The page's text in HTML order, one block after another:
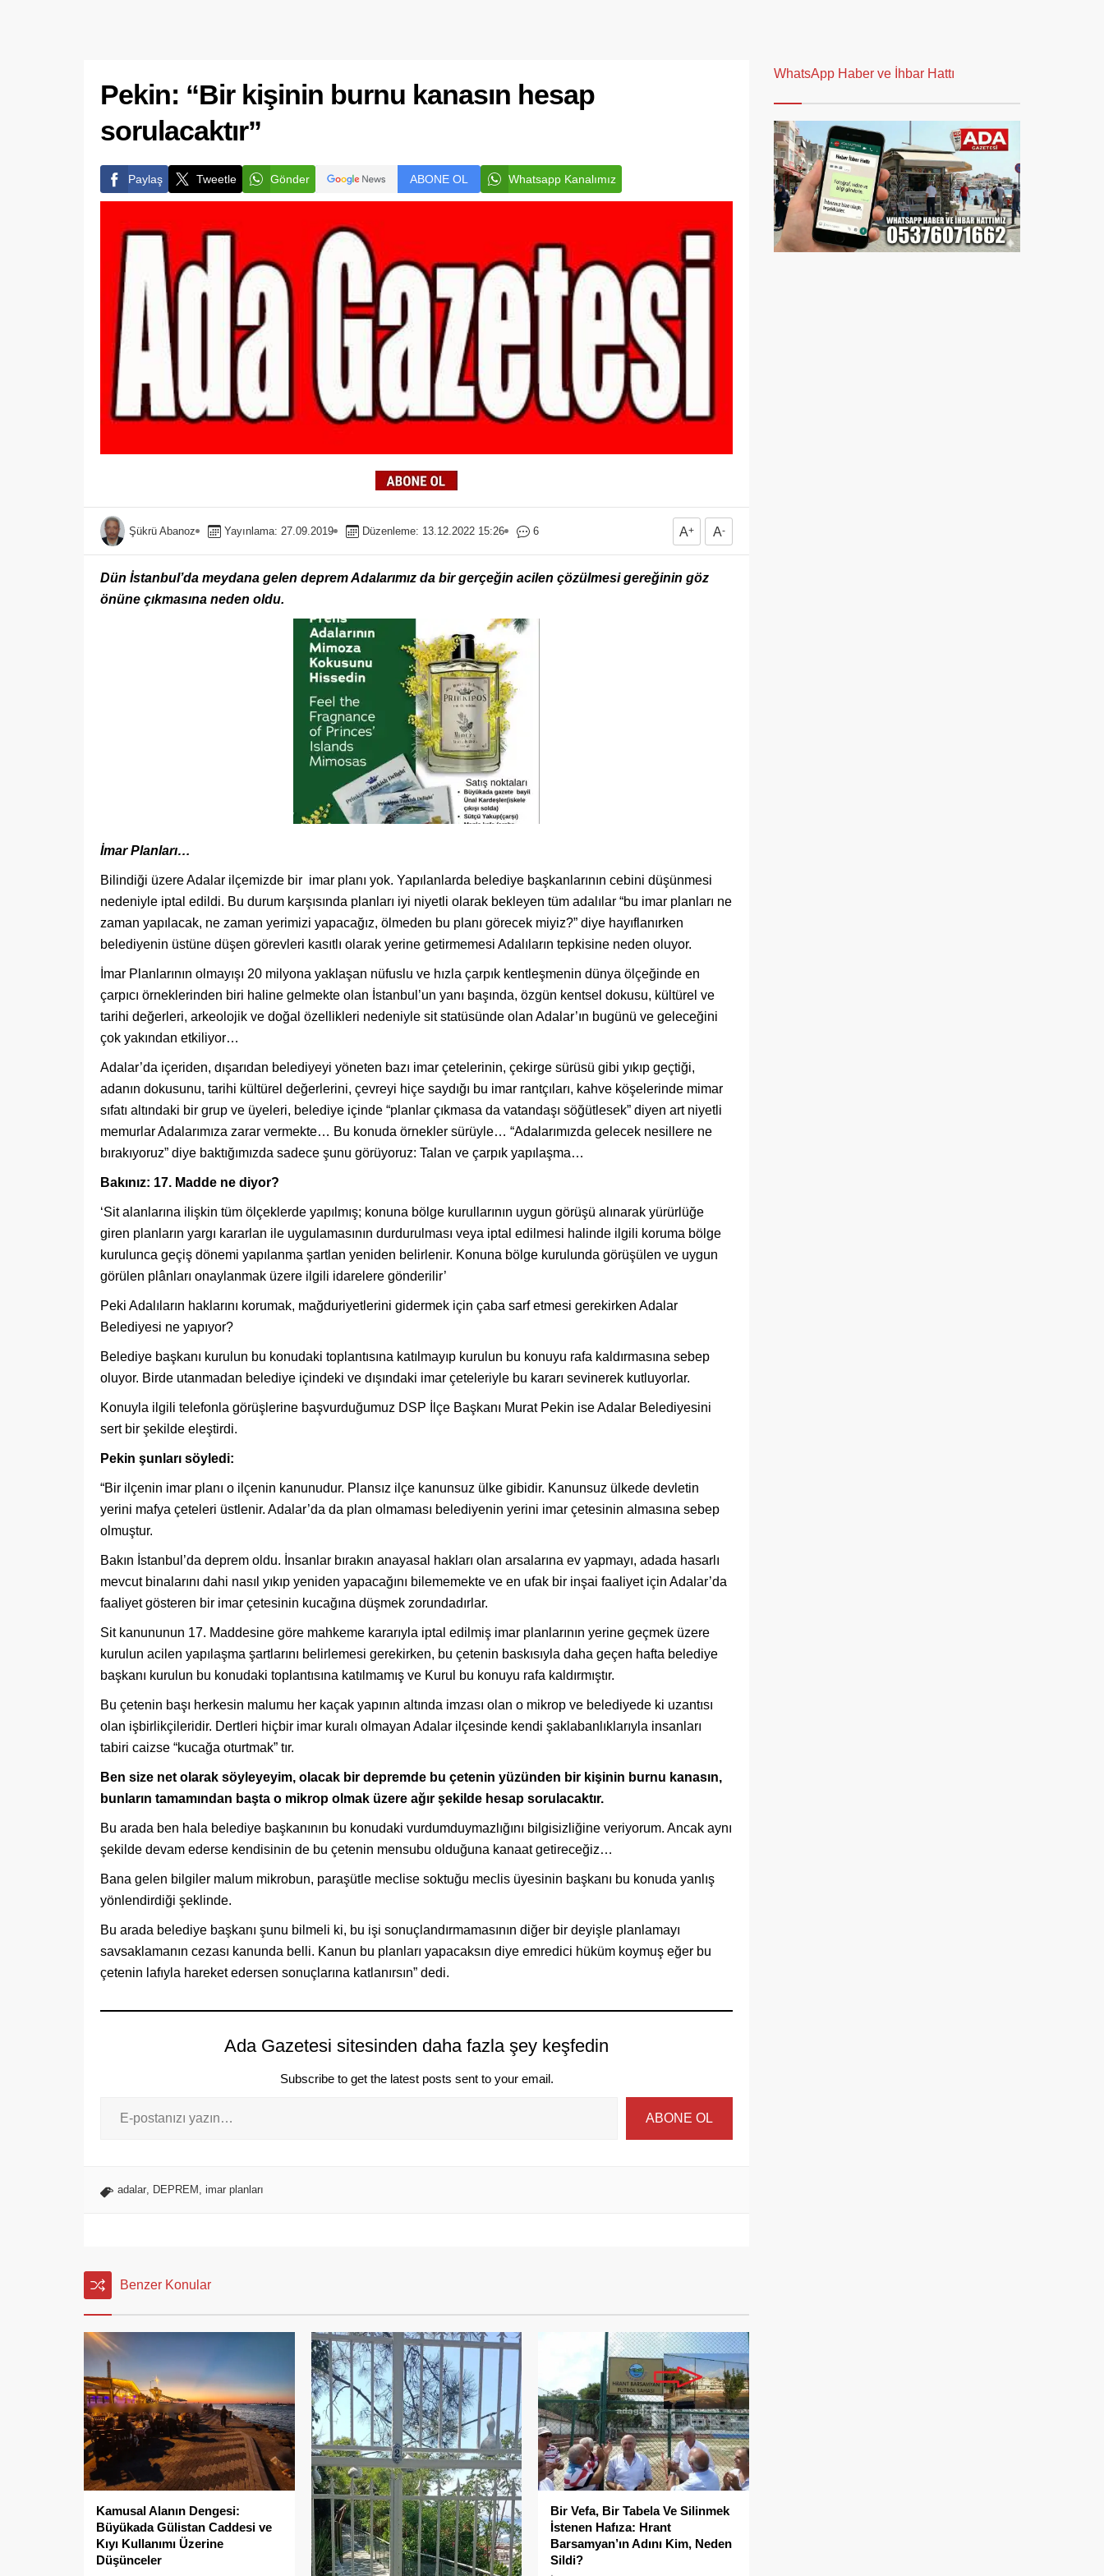
Pekin: “Bir kişinin burnu kanasın hesap
sorulacaktır”
Paylaş Tweetle Gönder ABONE OL Whatsapp Kanalımız
Şükrü Abanoz Yayınlama: 27.09.2019 Düzenleme: 13.12.2022 15:26 6 A+ A-
Dün İstanbul’da meydana gelen deprem Adalarımız da bir gerçeğin acilen çözülmesi gereğinin göz
önüne çıkmasına neden oldu.
İmar Planları…
Bilindiği üzere Adalar ilçemizde bir imar planı yok. Yapılanlarda belediye başkanlarının cebini düşünmesi
nedeniyle iptal edildi. Bu durum karşısında planları iyi niyetli olarak bekleyen tüm adalılar “bu imar planları ne
zaman yapılacak, ne zaman yerimizi yapacağız, ölmeden bu planı görecek miyiz?” diye hayıflanırken
belediyenin üstüne düşen görevleri kasıtlı olarak yerine getirmemesi Adalıların tepkisine neden oluyor.
İmar Planlarının olmayışı 20 milyona yaklaşan nüfuslu ve hızla çarpık kentleşmenin dünya ölçeğinde en
çarpıcı örneklerinden biri haline gelmekte olan İstanbul’un yanı başında, özgün kentsel dokusu, kültürel ve
tarihi değerleri, arkeolojik ve doğal özellikleri nedeniyle sit statüsünde olan Adalar’ın bugünü ve geleceğini
çok yakından etkiliyor…
Adalar’da içeriden, dışarıdan belediyeyi yöneten bazı imar çetelerinin, çekirge sürüsü gibi yıkıp geçtiği,
adanın dokusunu, tarihi kültürel değerlerini, çevreyi hiçe saydığı bu imar rantçıları, kahve köşelerinde mimar
sıfatı altındaki bir grup ve üyeleri, belediye içinde “planlar çıkmasa da vatandaşı söğütlesek” diyen art niyetli
memurlar Adalarımıza zarar vermekte… Bu konuda örnekler sürüyle… “Adalarımızda gelecek nesillere ne
bırakıyoruz” diye baktığımızda sadece şunu görüyoruz: Talan ve çarpık yapılaşma…
Bakınız: 17. Madde ne diyor?
‘Sit alanlarına ilişkin tüm ölçeklerde yapılmış; konuna bölge kurullarının uygun görüşü alınarak yürürlüğe
giren planların yargı kararlan ile uygulamasının durdurulması veya iptal edilmesi halinde ilgili koruma bölge
kurulunca geçiş dönemi yapılanma şartlan yeniden belirlenir. Konuna bölge kurulunda görüşülen ve uygun
görülen plânları onaylanmak üzere ilgili idarelere gönderilir’
Peki Adalıların haklarını korumak, mağduriyetlerini gidermek için çaba sarf etmesi gerekirken Adalar
Belediyesi ne yapıyor?
Belediye başkanı kurulun bu konudaki toplantısına katılmayıp kurulun bu konuyu rafa kaldırmasına sebep
oluyor. Birde utanmadan belediye içindeki ve dışındaki imar çeteleriyle bu kararı sevinerek kutluyorlar.
Konuyla ilgili telefonla görüşlerine başvurduğumuz DSP İlçe Başkanı Murat Pekin ise Adalar Belediyesini
sert bir şekilde eleştirdi.
Pekin şunları söyledi:
“Bir ilçenin imar planı o ilçenin kanunudur. Plansız ilçe kanunsuz ülke gibidir. Kanunsuz ülkede devletin
yerini mafya çeteleri üstlenir. Adalar’da da plan olmaması belediyenin yerini imar çetesinin almasına sebep
olmuştur.
Bakın İstanbul’da deprem oldu. İnsanlar bırakın anayasal hakları olan arsalarına ev yapmayı, adada hasarlı
mevcut binalarını dahi nasıl yıkıp yeniden yapacağını bilememekte ve en ufak bir inşai faaliyet için Adalar’da
faaliyet gösteren bir imar çetesinin kucağına düşmek zorundadırlar.
Sit kanununun 17. Maddesine göre mahkeme kararıyla iptal edilmiş imar planlarının yerine geçmek üzere
kurulun acilen yapılaşma şartlarını belirlemesi gerekirken, bu çetenin baskısıyla daha geçen hafta belediye
başkanı kurulun bu konudaki toplantısına katılmamış ve Kurul bu konuyu rafa kaldırmıştır.
Bu çetenin başı herkesin malumu her kaçak yapının altında imzası olan o mikrop ve belediyede ki uzantısı
olan işbirlikçileridir. Dertleri hiçbir imar kuralı olmayan Adalar ilçesinde kendi şaklabanlıklarıyla insanları
tabiri caizse “kucağa oturtmak” tır.
Ben size net olarak söyleyeyim, olacak bir depremde bu çetenin yüzünden bir kişinin burnu kanasın,
bunların tamamından başta o mikrop olmak üzere ağır şekilde hesap sorulacaktır.
Bu arada ben hala belediye başkanının bu konudaki vurdumduymazlığını bilgisizliğine veriyorum. Ancak aynı
şekilde devam ederse kendisinin de bu çetenin mensubu olduğuna kanaat getireceğiz…
Bana gelen bilgiler malum mikrobun, paraşütle meclise soktuğu meclis üyesinin başkanı bu konuda yanlış
yönlendirdiği şeklinde.
Bu arada belediye başkanı şunu bilmeli ki, bu işi sonuçlandırmamasının diğer bir deyişle planlamayı
savsaklamanın cezası kanunda belli. Kanun bu planları yapacaksın diye emredici hüküm koymuş eğer bu
çetenin lafıyla hareket edersen sonuçlarına katlanırsın” dedi.
Ada Gazetesi sitesinden daha fazla şey keşfedin
Subscribe to get the latest posts sent to your email.
ABONE OL
adalar, DEPREM , imar planları
Benzer Konular
Kamusal Alanın Dengesi:
Büyükada Gülistan Caddesi ve
Kıyı Kullanımı Üzerine
Düşünceler
Bir Vefa, Bir Tabela Ve Silinmek
İstenen Hafıza: Hrant
Barsamyan’ın Adını Kim, Neden
Sildi?
WhatsApp Haber ve İhbar Hattı